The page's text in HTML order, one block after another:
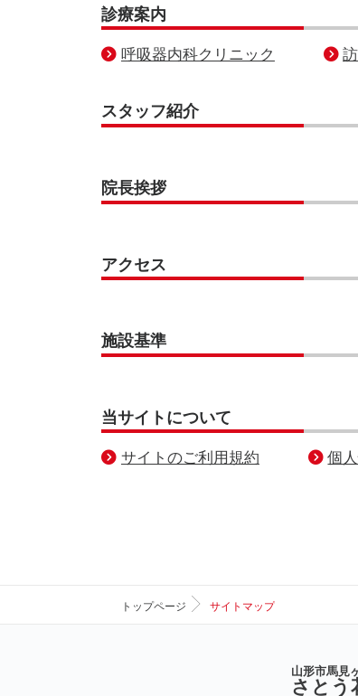
診療案内
呼吸器内科クリニック
スタッフ紹介
院長挨拶
アクセス
施設基準
当サイトについて
サイトのご利用規約 個
トップページ サイトマップ
山形市馬見
さとう